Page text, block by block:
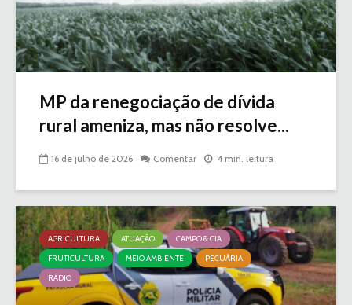
MP da renegociação de dívida
rural ameniza, mas não resolve...
16 de julho de 2026 Comentar 4 min. leitura
AGRICULTURA ATUAÇÃO
CAMPO & CIA
FRUTICULTURA
MEIO AMBIENTE
PECUÁRIA
RÁDIO